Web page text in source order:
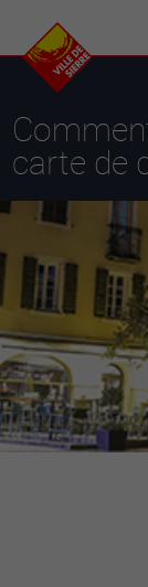
carte de